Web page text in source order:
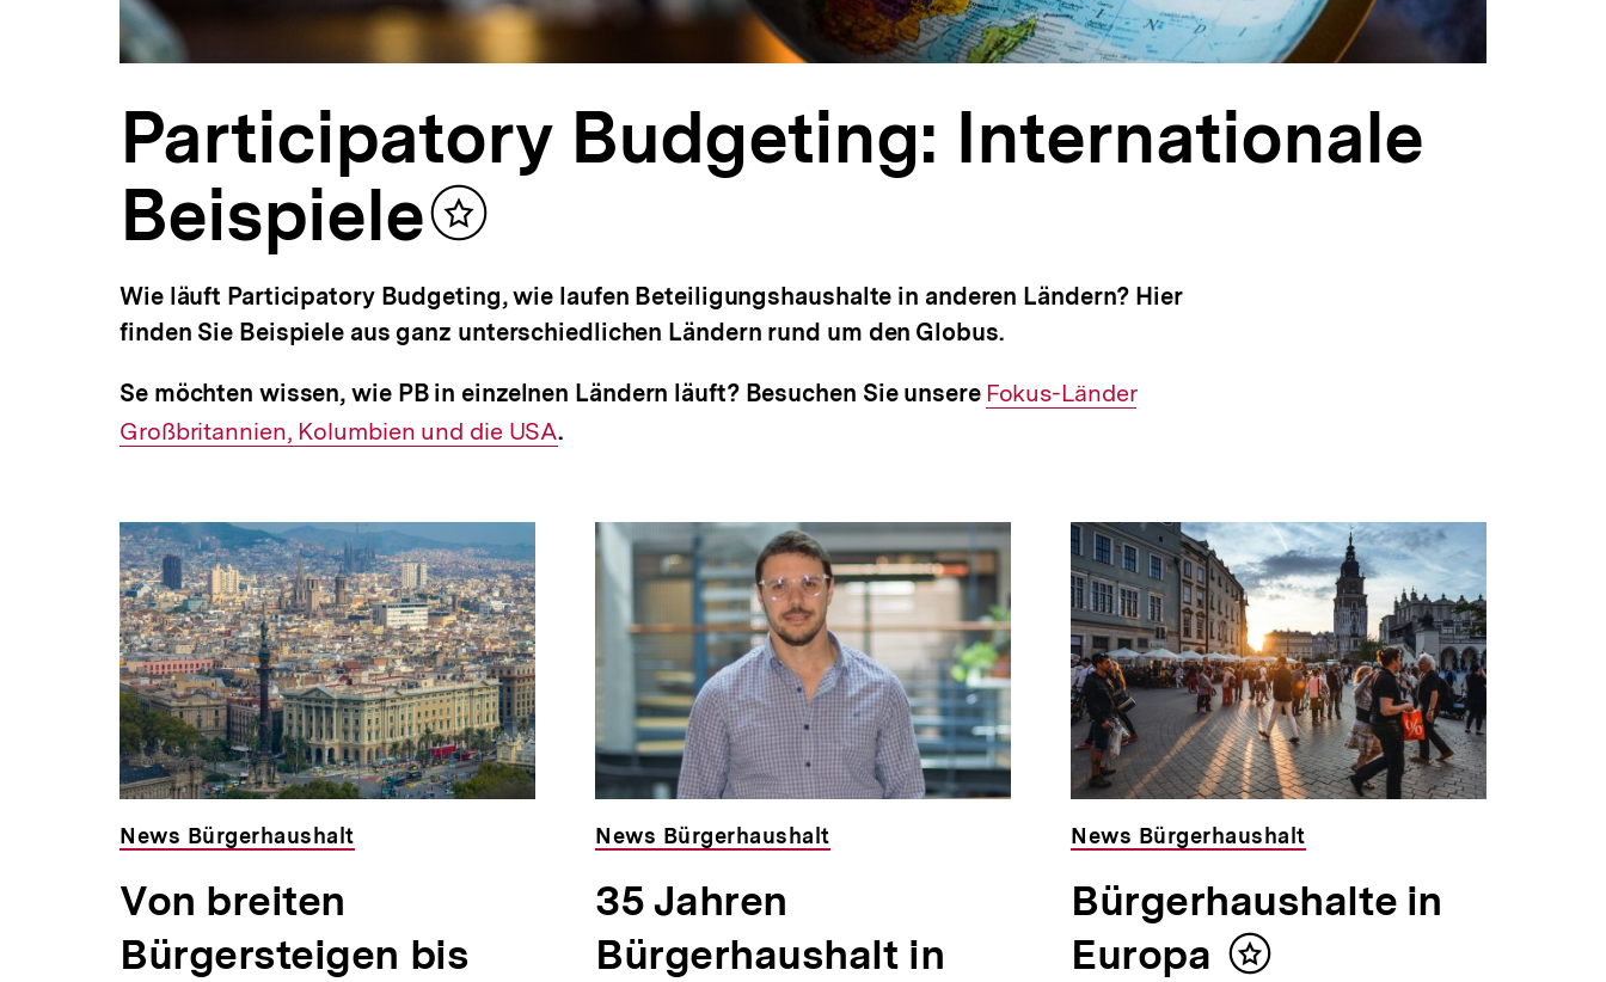
Participatory Budgeting: Internationale
Beispiele
Inhalt
merken
Wie läuft Participatory Budgeting, wie laufen Beteiligungshaushalte in anderen Ländern? Hier
finden Sie Beispiele aus ganz unterschiedlichen Ländern rund um den Globus.
Se möchten wissen, wie PB in einzelnen Ländern läuft? Besuchen Sie unsere Interner
Fokus-Länder
Großbritannien, Kolumbien und die USA.
News Bürgerhaushalt
Von breiten
Bürgersteigen bis
News Bürgerhaushalt
35 Jahren
Bürgerhaushalt in
News Bürgerhaushalt
Bürgerhaushalte in
Europa
Inhalt